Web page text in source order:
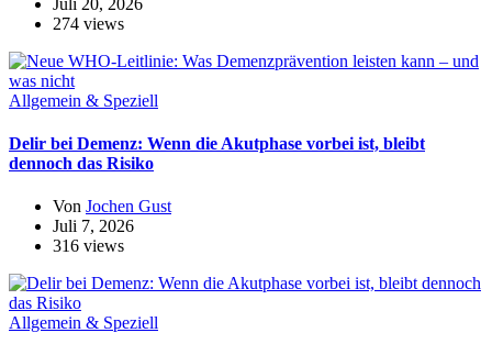
274 views
Allgemein & Speziell
Delir bei Demenz: Wenn die Akutphase vorbei ist, bleibt
dennoch das Risiko
Von Jochen Gust
Juli 7, 2026
316 views
Allgemein & Speziell